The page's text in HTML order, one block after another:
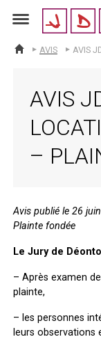
jdp
ACCUEIL
AVIS
AVIS
–
Avis publié le 26
Plainte
Le Jury de
– Après examen
plainte,
– les personnes
leurs observations